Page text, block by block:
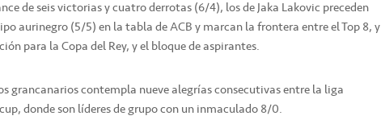
de seis victorias y cuatro derrotas (6/4), los de Jaka Lakovic preceden
aurinegro (5/5) en la tabla de ACB y marcan la frontera entre el Top 8, y
para la Copa del Rey, y el bloque de aspirantes.
grancanarios contempla nueve alegrías consecutivas entre la liga
donde son líderes de grupo con un inmaculado 8/0.